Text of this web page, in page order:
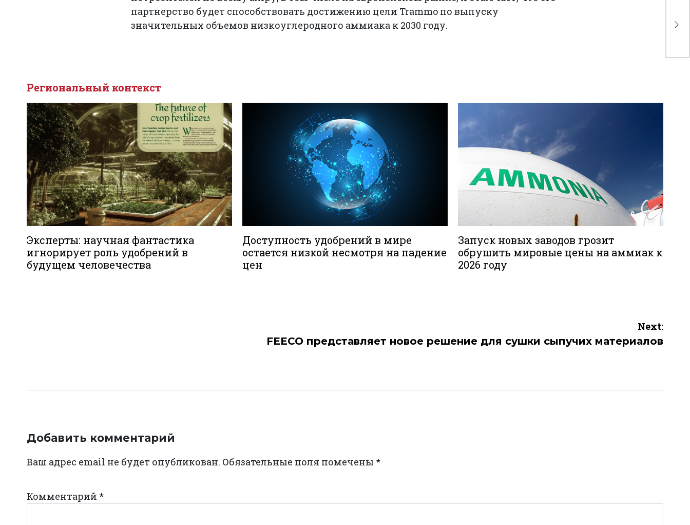
партнерство будет способствовать достижению цели Trammo по выпуску
значительных объемов низкоуглеродного аммиака к 2030 году.
Региональный контекст
Эксперты: научная фантастика
игнорирует роль удобрений в
будущем человечества
Доступность удобрений в мире
остается низкой несмотря на падение
цен
Запуск новых заводов грозит
обрушить мировые цены на аммиак к
2026 году
Next:
FEECO представляет новое решение для сушки сыпучих материалов
Добавить комментарий
Ваш адрес email не будет опубликован. Обязательные поля помечены *
Комментарий *